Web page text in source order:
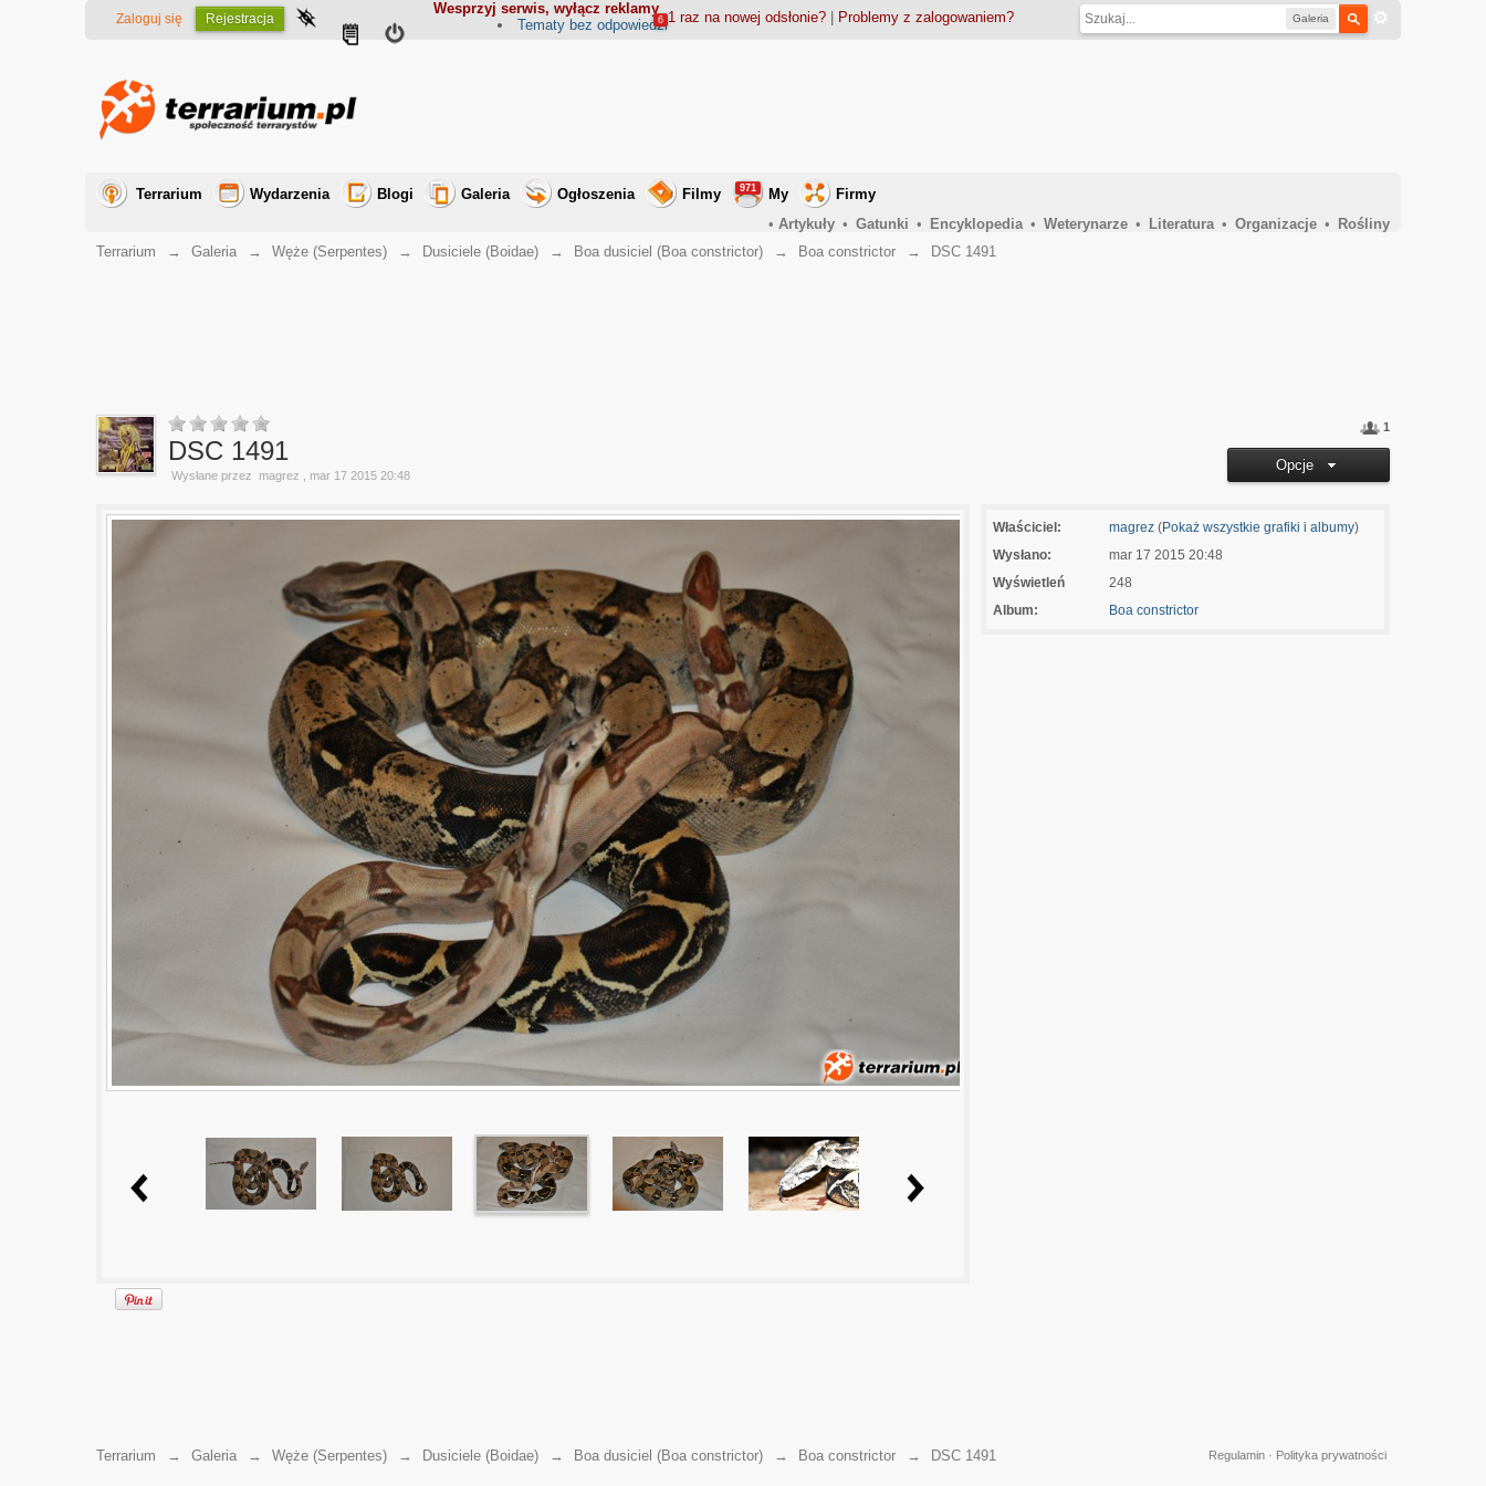
Wesprzyj serwis, wyłącz reklamy
Galeria
Zaloguj się Rejestracja 1 raz na nowej odsłonie?| Problemy z zalogowaniem?
Tematy bez odpowiedzi
6
Terrarium Wydarzenia Blogi Galeria Ogłoszenia Filmy My
971
Firmy
• Artykuły • Gatunki • Encyklopedia • Weterynarze • Literatura • Organizacje •
Rośliny
Terrarium
→ Galeria → Węże (Serpentes) → Dusiciele (Boidae) → Boa dusiciel (Boa constrictor) → Boa constrictor → DSC 1491
1
Opcje
DSC 1491
Wysłane przez magrez , mar 17 2015 20:48
Właściciel: magrez(Pokaż wszystkie grafiki i albumy)
Wysłano:
mar 17 2015 20:48
Wyświetleń
248
Album:
Boa constrictor
Terrarium → Galeria → Węże (Serpentes) → Dusiciele (Boidae) → Boa dusiciel (Boa constrictor) → Boa constrictor → DSC 1491 Polityka prywatności
Regulamin·